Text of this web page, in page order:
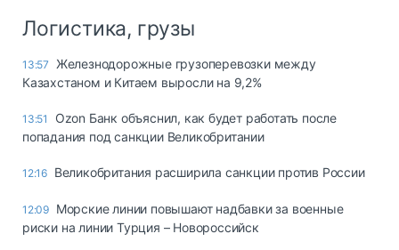
Логистика, грузы
13:57
Железнодорожные грузоперевозки между
Казахстаном и Китаем выросли на 9,2%
13:51
Ozon Банк объяснил, как будет работать после
попадания под санкции Великобритании
12:16 Великобритания расширила санкции против России
12:09 Морские линии повышают надбавки за военные
риски на линии Турция – Новороссийск